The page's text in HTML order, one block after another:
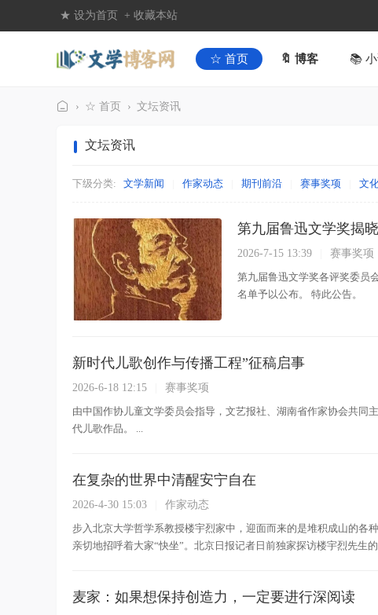
★ 设为首页 + 收藏本站
☆ 首页 🔖 博客 📚︎
› ☆ 首页 › 文坛资讯
文坛资讯
下级分类: 文学新闻 作家动态 期刊前沿 赛事奖项 文
第九届鲁迅文学奖揭
2026-7-15 13:39
赛事奖项
第九届鲁迅文学奖各评奖委员
名单予以公布。 特此公告。
新时代儿歌创作与传播工程”征稿启事
2026-6-18 12:15
赛事奖项
由中国作协儿童文学委员会指导，文艺报社、湖南省作家协会共同
代儿歌作品。 ...
在复杂的世界中清醒安宁自在
2026-4-30 15:03
作家动态
步入北京大学哲学系教授楼宇烈家中，迎面而来的是堆积成山的各
亲切地招呼着大家“快坐”。北京日报记者日前独家探访楼宇烈先生
麦家：如果想保持创造力，一定要进行深阅读